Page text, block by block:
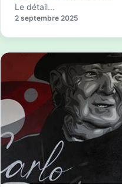
Le détail...
2 septembre 2025